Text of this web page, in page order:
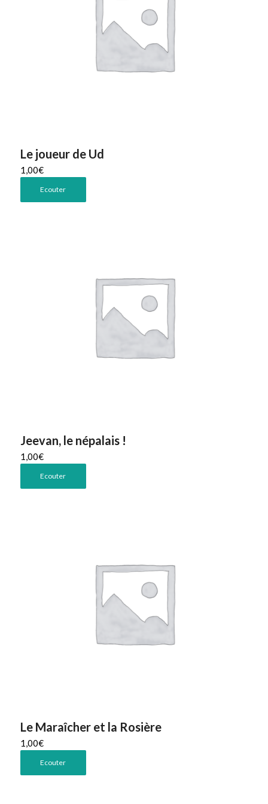
Le joueur de Ud
1,00€
Ecouter
Jeevan, le népalais !
1,00€
Ecouter
Le Maraîcher et la Rosière
1,00€
Ecouter